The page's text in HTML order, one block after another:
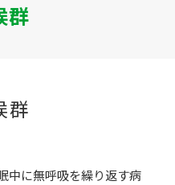
群
群
中に無呼吸を繰り返す病